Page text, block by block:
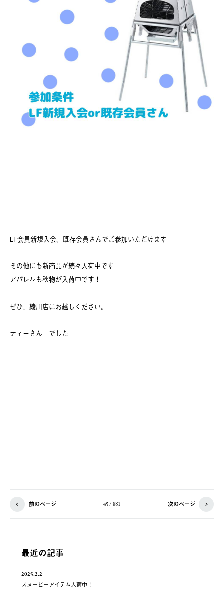
LF会員新規入会、既存会員さんでご参加いただけます
その他にも新商品が続々入荷中です
アパレルも秋物が入荷中です！
ぜひ、綾川店にお越しください。
ティーさん でした
前のページ 45 / 881 次のページ
最近の記事
2025.2.2
スヌーピーアイテム入荷中！